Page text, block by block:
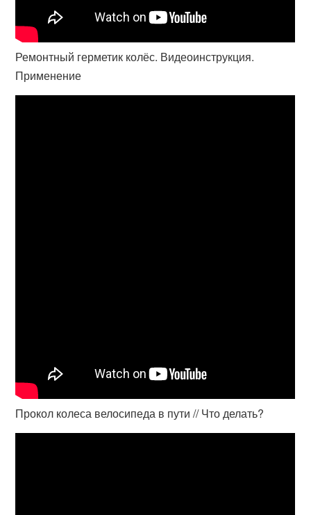
Ремонтный герметик колёс. Видеоинструкция.
Применение
Прокол колеса велосипеда в пути // Что делать?